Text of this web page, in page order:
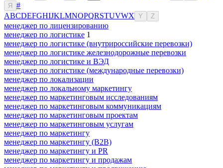
Я
#
ABCDEFGHIJKLMNOPQRSTUVWX Y Z
менеджер по лицензированию
менеджер по логистике 1
менеджер по логистике (внутрироссийские перевозки)
менеджер по логистике железнодорожные перевозки
менеджер по логистике и ВЭД
менеджер по логистике (международные перевозки)
менеджер по локализации
менеджер по локальному маркетингу
менеджер по маркетинговым исследованиям
менеджер по маркетинговым коммуникациям
менеджер по маркетинговым проектам
менеджер по маркетинговым услугам
менеджер по маркетингу
менеджер по маркетингу (B2B)
менеджер по маркетингу и PR
менеджер по маркетингу и продажам